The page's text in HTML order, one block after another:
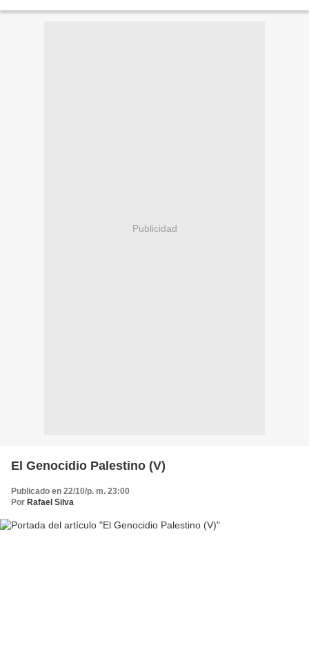
Publicidad
El Genocidio Palestino (V)
Publicado en 22/10/p. m. 23:00
Por Rafael Silva